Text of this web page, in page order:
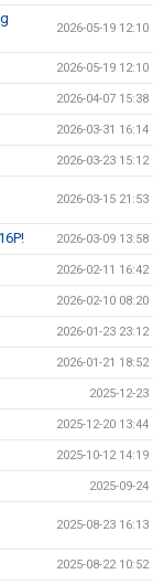
2026-05-19 12:10
2026-05-19 12:10
2026-04-07 15:38
2026-03-31 16:14
2026-03-23 15:12
2026-03-15 21:53
2026-03-09 13:58
2026-02-11 16:42
2026-02-10 08:20
2026-01-23 23:12
2026-01-21 18:52
2025-12-23
2025-12-20 13:44
2025-10-12 14:19
2025-09-24
2025-08-23 16:13
2025-08-22 10:52